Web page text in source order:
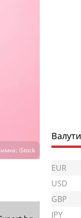
iStock
Валути
EUR
USD
GBP
JPY